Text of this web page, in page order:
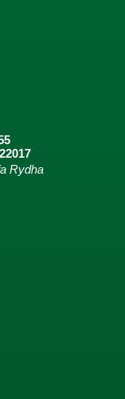
Rydha